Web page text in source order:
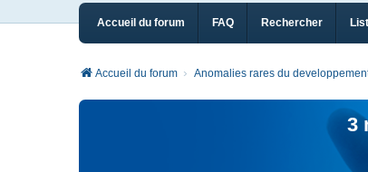
Accueil du forum FAQ Rechercher
Accueil du forum Anomalies rares du
3